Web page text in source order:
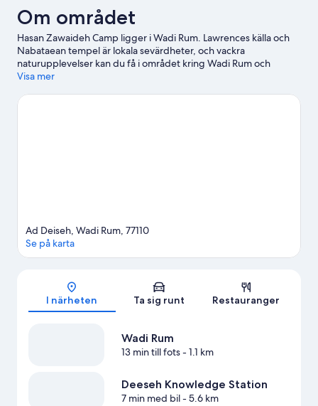
Om området
Hasan Zawaideh Camp ligger i Wadi Rum. Lawrences källa och
Nabataean tempel är lokala sevärdheter, och vackra
naturupplevelser kan du få i området kring Wadi Rum och
Burrah Canyon. Passa på att utforska området med
till vår reseguide för Wadi Rum
Visa mer
Karta
Ad Deiseh, Wadi Rum, 77110
Se på karta
I närheten Ta sig runt Restauranger
Wadi Rum
13 min till fots- 1.1 km
Deeseh Knowledge Station
7 min med bil- 5.6 km